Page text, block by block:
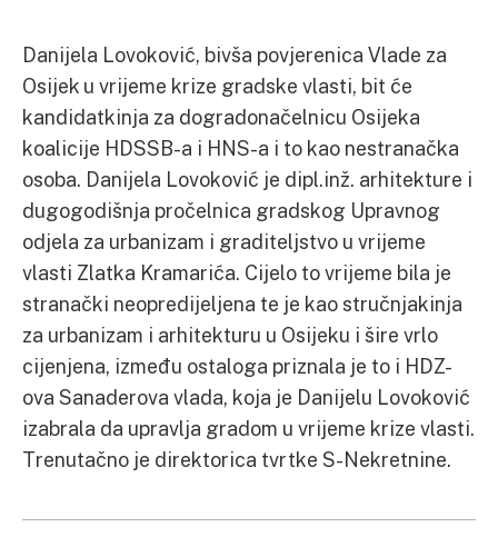
Danijela Lovoković, bivša povjerenica Vlade za
Osijek u vrijeme krize gradske vlasti, bit će
kandidatkinja za dogradonačelnicu Osijeka
koalicije HDSSB-a i HNS-a i to kao nestranačka
osoba. Danijela Lovoković je dipl.inž. arhitekture i
dugogodišnja pročelnica gradskog Upravnog
odjela za urbanizam i graditeljstvo u vrijeme
vlasti Zlatka Kramarića. Cijelo to vrijeme bila je
stranački neopredijeljena te je kao stručnjakinja
za urbanizam i arhitekturu u Osijeku i šire vrlo
cijenjena, između ostaloga priznala je to i HDZ-
ova Sanaderova vlada, koja je Danijelu Lovoković
izabrala da upravlja gradom u vrijeme krize vlasti.
Trenutačno je direktorica tvrtke S-Nekretnine.